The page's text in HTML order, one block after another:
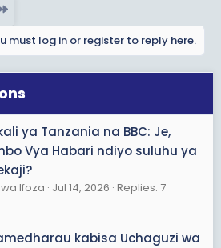
must log in or register to reply here.
ya Tanzania na BBC: Je,
Vya Habari ndiyo suluhu ya
Ifoza Jul 14, 2026 Replies: 7
kabisa Uchaguzi wa